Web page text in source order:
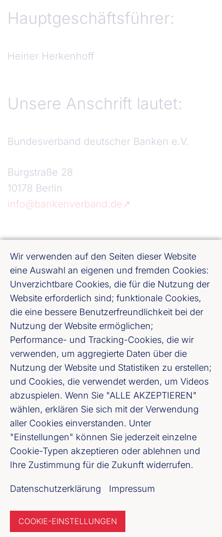
Hauptgeschäftsführer:
Heiner Herkenhoff
Unsere Anschrift lautet:
Bundesverband deutscher Banken e.V.
Burgstraße 28
10178 Berlin
info@bankenverband.de
Link
Zur Webseite des
Bundesverbandes deutscher
Banken
Wir verwenden auf den Seiten dieser Website
eine Auswahl an eigenen und fremden Cookies:
Unverzichtbare Cookies, die für die Nutzung der
Website erforderlich sind; funktionale Cookies,
die eine bessere Benutzerfreundlichkeit bei der
Nutzung der Website ermöglichen;
Performance- und Tracking-Cookies, die wir
verwenden, um aggregierte Daten über die
Nutzung der Website und Statistiken zu erstellen;
und Cookies, die verwendet werden, um Videos
abzuspielen. Wenn Sie "ALLE AKZEPTIEREN"
wählen, erklären Sie sich mit der Verwendung
aller Cookies einverstanden. Unter
"Einstellungen" können Sie jederzeit einzelne
Cookie-Typen akzeptieren oder ablehnen und
Ihre Zustimmung für die Zukunft widerrufen.
Datenschutzerklärung Impressum
COOKIE-EINSTELLUNGEN
Bankenverband Nordrhein-Westfalen e. V.
Königsallee 47, 40212 Düsseldorf
Fußzeile (Bankenverband Nordrhein-
Impressum
Datenschutzerklärung